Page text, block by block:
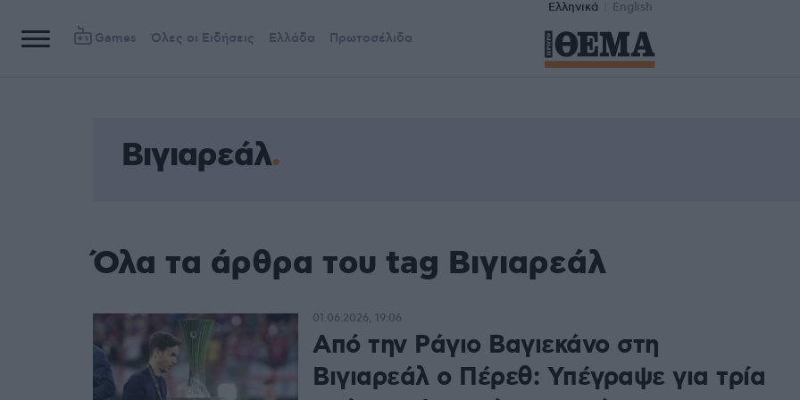
Ελληνικά English
Games Όλες οι Ειδήσεις Ελλάδα Πρωτοσέλιδα
Βιγιαρεάλ
Όλα τα άρθρα του tag Βιγιαρεάλ
Από την Ράγιο Βαγιεκάνο στη
Βιγιαρεάλ ο Πέρεθ: Υπέγραψε για τρία
01.06.2026, 19:06